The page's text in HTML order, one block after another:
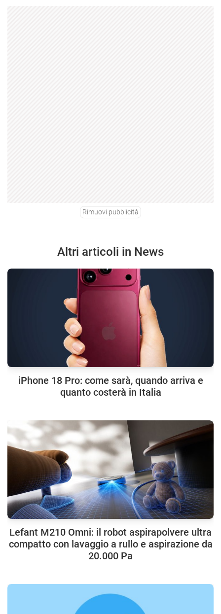
Rimuovi pubblicità
Altri articoli in News
iPhone 18 Pro: come sarà, quando arriva e
quanto costerà in Italia
Lefant M210 Omni: il robot aspirapolvere ultra
compatto con lavaggio a rullo e aspirazione da
20.000 Pa